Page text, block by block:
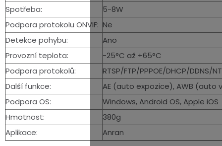
Spotřeba:
5-8W
Podpora protokolu ONVIF: Ne
Detekce pohybu:
Ano
Provozní teplota:
-25°C až +65°C
Podpora protokolů:
RTSP/FTP/PPPOE/DHCP/DDNS/
Další funkce:
AE (auto expozice), AWB
Podpora OS:
Windows, Android OS, Apple iOS
Hmotnost:
380g
Aplikace:
Anran